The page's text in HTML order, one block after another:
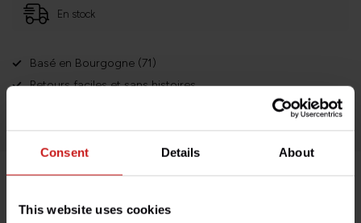
Consent Details About
This website uses cookies
En stock
Basé en Bourgogne (71)
Retours faciles et sans histoires
Description du produit